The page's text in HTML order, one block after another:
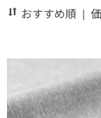
おすすめ順